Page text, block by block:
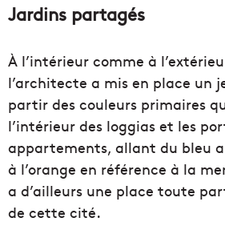
Jardins partagés
À l’intérieur comme à
l’architecte a mis en place un
partir des couleurs primaires
l’intérieur des loggias et les
appartements, allant du bleu
à l’orange en référence à la
a d’ailleurs une place toute
de cette cité.